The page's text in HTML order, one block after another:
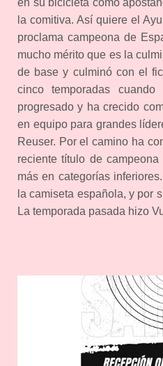
la comitiva. Así quiere el
proclama campeona de
mucho mérito que es la
de base y culminó con el
cinco temporadas
progresado y ha crecido
en equipo para grandes
Reuser. Por el camino ha
reciente título de
más en categorías
la camiseta española, y por
La temporada pasada hizo